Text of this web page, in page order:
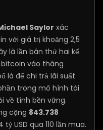
Saylor xác
với giá trị khoảng 2,5
là lần bán thứ hai kể
vào tháng
là để chi trả lãi suất
trong mô hình tài
về tính bền vững.
cộng 843.738
USD qua 110 lần mua.